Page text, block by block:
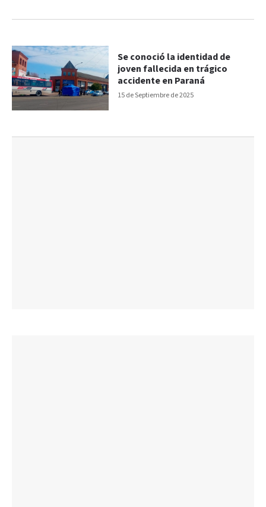
15 de Septiembre de 2025
Se conoció la identidad de
joven fallecida en trágico
accidente en Paraná